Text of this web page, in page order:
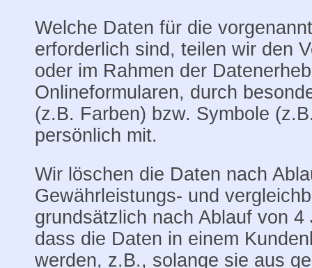
Welche Daten für die
erforderlich sind, teilen wir den
oder im Rahmen der
Onlineformularen, durch
(z.B. Farben) bzw. Symbole
persönlich mit.
Wir löschen die Daten nach
Gewährleistungs- und
grundsätzlich nach Ablauf von
dass die Daten in einem
werden, z.B., solange sie aus